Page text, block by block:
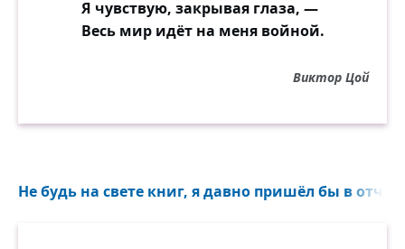
Я чувствую, закрывая глаза, —
Весь мир идёт на меня войной.
Виктор Цой
Не будь на свете книг, я давно пришёл бы в